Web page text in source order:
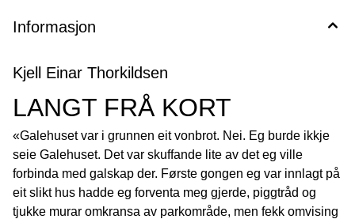
Informasjon
Kjell Einar Thorkildsen
LANGT FRÅ KORT
«Galehuset var i grunnen eit vonbrot. Nei. Eg burde ikkje
seie Galehuset. Det var skuffande lite av det eg ville
forbinda med galskap der. Første gongen eg var innlagt på
eit slikt hus hadde eg forventa meg gjerde, piggtråd og
tjukke murar omkransa av parkområde, men fekk omvising